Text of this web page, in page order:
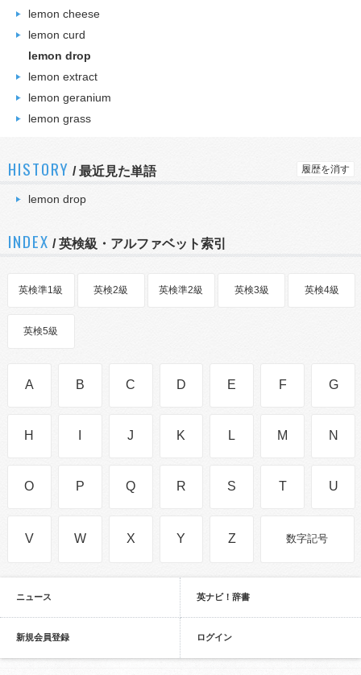
lemon cheese
lemon curd
lemon drop
lemon extract
lemon geranium
lemon grass
HISTORY /最近見た単語 履歴を消す
lemon drop
INDEX / 英検級・アルファベット索引
英検準1級 英検2級 英検準2級 英検3級 英検4級
英検5級
A B C D E F G
H J K L M N
O P Q R S T U
V W X Y Z 数字記号
ニュース 英ナビ！辞書
新規会員登録 ログイン